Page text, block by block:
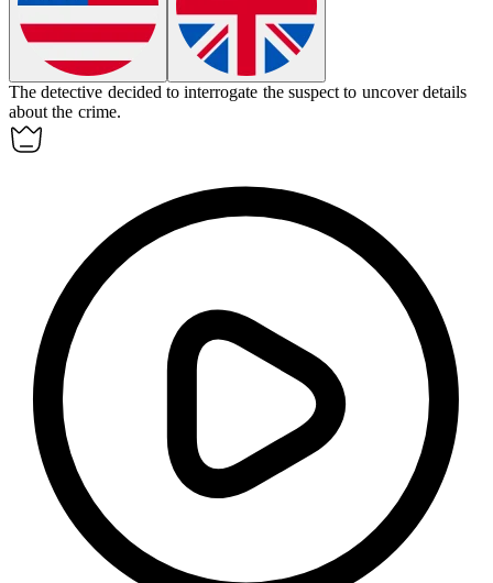
The detective decided tointerrogate the suspect to uncover details
about the crime.